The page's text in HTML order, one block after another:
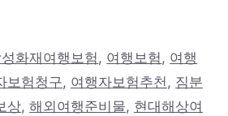
화재여행보험, 여행보험, 여행
보험청구, 여행자보험추천, 짐분
상, 해외여행준비물, 현대해상여